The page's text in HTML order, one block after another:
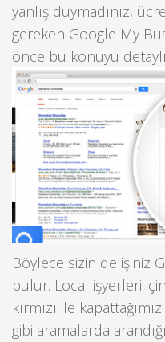
yanlış duymadınız,
gereken Google My
önce bu konuyu
Böylece sizin de işiniz
bulur. Local işyerleri
kırmızı ile
gibi aramalarda